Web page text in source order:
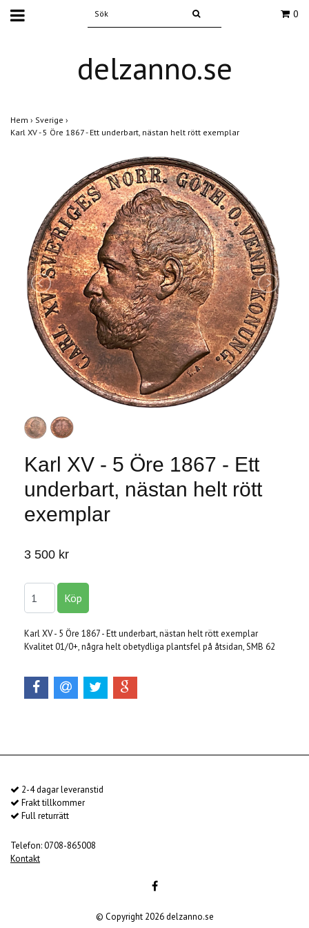
0
delzanno.se
Hem › Sverige ›
Karl XV - 5 Öre 1867 - Ett underbart, nästan helt rött exemplar
Karl XV - 5 Öre 1867 - Ett
underbart, nästan helt rött
exemplar
3 500 kr
Karl XV - 5 Öre 1867 - Ett underbart, nästan helt rött exemplar
Kvalitet 01/0+, några helt obetydliga plantsfel på åtsidan, SMB 62
2-4 dagar leveranstid
Frakt tillkommer
Full returrätt
Telefon: 0708-865008
Kontakt
© Copyright 2026 delzanno.se